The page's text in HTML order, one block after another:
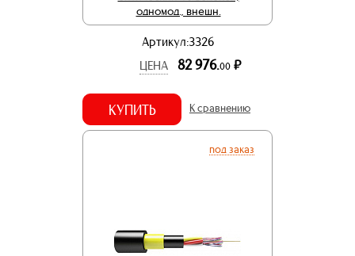
одномод., внешн.
Артикул:3326
ЦЕНА
82 976.00 р.
КУПИТЬ К сравнению
под заказ